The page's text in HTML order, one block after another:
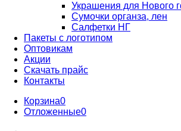
Украшения для Нового
Сумочки органза, лен
Салфетки НГ
Пакеты с логотипом
Оптовикам
Акции
Скачать прайс
Контакты
Корзина0
Отложенные0